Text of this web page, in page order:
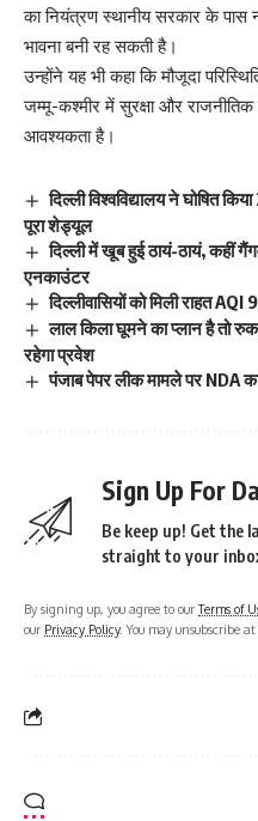
का नियंत्रण स्थानीय सरकार के पास
भावना बनी रह सकती है।
उन्होंने यह भी कहा कि मौजूदा
जम्मू-कश्मीर में सुरक्षा और
आवश्यकता है।
दिल्ली विश्वविद्यालय ने घोषित
पूरा शेड्यूल
दिल्ली में खूब हुई ठायं-ठायं, कहीं
एनकाउंटर
दिल्लीवासियों को मिली राहत
लाल किला घूमने का प्लान है तो
रहेगा प्रवेश
पंजाब पेपर लीक मामले पर NDA
Sign Up For
Be keep up! Get the
straight to your
By signing up, you agree to ourTerms of
our Privacy Policy. You may unsubscribe